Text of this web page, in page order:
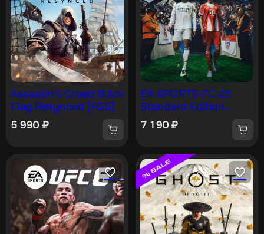
Assassin’s Creed Black
Flag Resynced [PS5]
5 990 ₽
EA SPORTS FC 26
Standard Edition
PS4 & PS5
7 190₽